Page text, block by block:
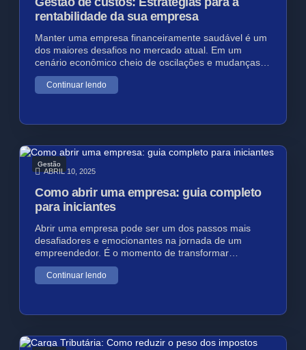
rentabilidade da sua empresa
Manter uma empresa financeiramente saudável é um
dos maiores desafios no mercado atual. Em um
cenário econômico cheio de oscilações e mudanças…
Continuar lendo
Gestão
ABRIL 10, 2025
Como abrir uma empresa: guia completo
para iniciantes
Abrir uma empresa pode ser um dos passos mais
desafiadores e emocionantes na jornada de um
empreendedor. É o momento de transformar…
Continuar lendo